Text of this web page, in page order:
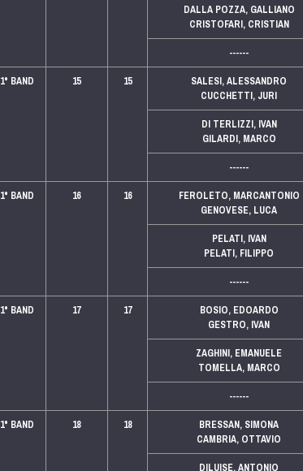
DALLA POZZA, GALLIANO
CRISTOFARI, CRISTIAN
------
1° BAND 15 15
SALESI, ALESSANDRO
CUCCHETTI, JURI
DI TERLIZZI, IVAN
GILARDI, MARCO
------
1° BAND 16 16
FEROLETO, MARCANTONIO
GENOVESE, LUCA
PELATI, IVAN
PELATI, FILIPPO
------
1° BAND 17 17
BOSIO, EDOARDO
GESTRO, IVAN
ZAGHINI, EMANUELE
TOMELLA, MARCO
------
1° BAND 18 18
BRESSAN, SIMONA
CAMBRIA, OTTAVIO